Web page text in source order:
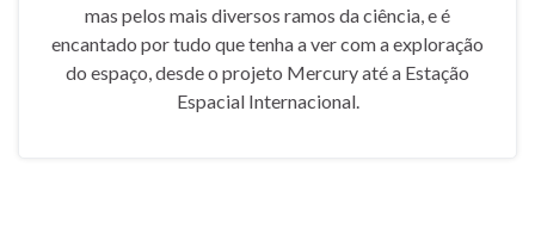
mas pelos mais diversos ramos da ciência, e é
encantado por tudo que tenha a ver com a exploração
do espaço, desde o projeto Mercury até a Estação
Espacial Internacional.